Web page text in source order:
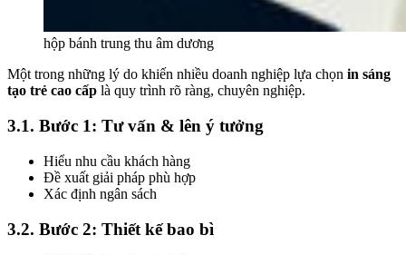
hộp bánh trung thu âm dương
Một trong những lý do khiến nhiều doanh nghiệp lựa chọn in sáng
tạo trẻ cao cấp là quy trình rõ ràng, chuyên nghiệp.
3.1. Bước 1: Tư vấn & lên ý tưởng
Hiểu nhu cầu khách hàng
Đề xuất giải pháp phù hợp
Xác định ngân sách
3.2. Bước 2: Thiết kế bao bì